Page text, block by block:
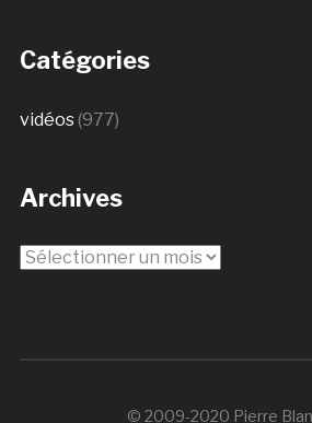
Catégories
vidéos(977)
Archives
Archives
© 2009-2020 Pierre